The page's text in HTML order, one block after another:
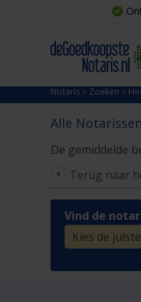
Notaris > Zoeken >
Alle Notarissen
De gemiddelde
Terug naar
Vind de